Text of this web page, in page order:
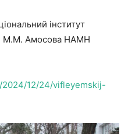
інститут
М.М. Амосова НАМН
12/24/vifleyemskij-